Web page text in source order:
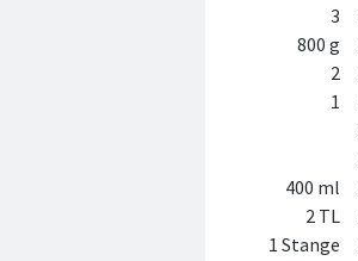
3
800 g
2
1
400 ml
2 TL
1 Stange